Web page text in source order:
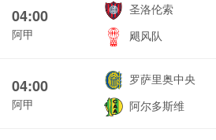
04:00
阿甲
圣洛伦索
飓风队
04:00
阿甲
罗萨里奥中央
阿尔多斯维